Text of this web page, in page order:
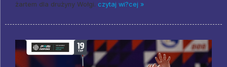
żartem dla drużyny Wołgi. czytaj wi?cej »